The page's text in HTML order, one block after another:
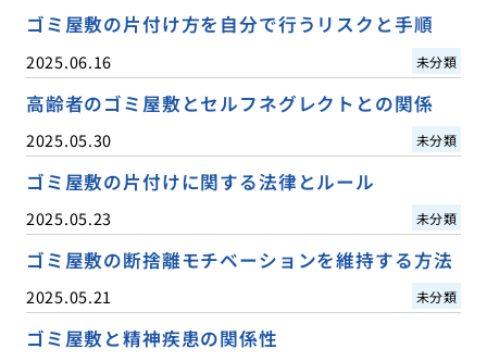
ゴミ屋敷の片付け方を自分で行うリスクと手順
2025.06.16 未分類
高齢者のゴミ屋敷とセルフネグレクトとの関係
2025.05.30 未分類
ゴミ屋敷の片付けに関する法律とルール
2025.05.23 未分類
ゴミ屋敷の断捨離モチベーションを維持する方法
2025.05.21 未分類
ゴミ屋敷と精神疾患の関係性